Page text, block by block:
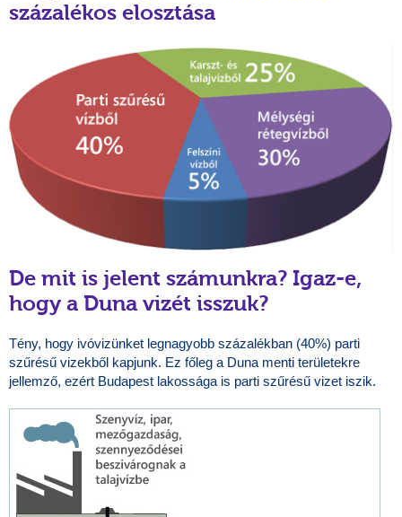
százalékos elosztása
De mit is jelent számunkra? Igaz-e,
hogy a Duna vizét isszuk?
Tény, hogy ivóvizünket legnagyobb százalékban (40%) parti
szűrésű vizekből kapjunk. Ez főleg a Duna menti területekre
jellemző, ezért Budapest lakossága is parti szűrésű vizet iszik.